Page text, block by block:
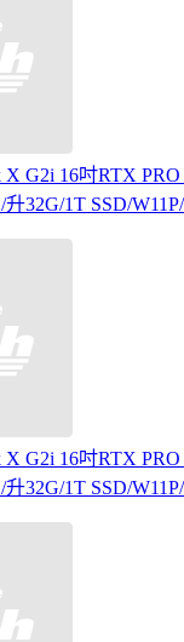
G2i 16吋RTX
升32G/1T SSD/
G2i 16吋RTX
升32G/1T SSD/